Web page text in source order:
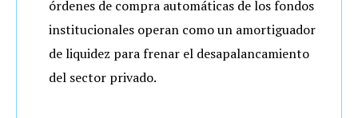
órdenes de compra automáticas de los fondos
institucionales operan como un amortiguador
de liquidez para frenar el desapalancamiento
del sector privado.